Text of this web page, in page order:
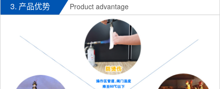
3. 产品优势 Product advantage